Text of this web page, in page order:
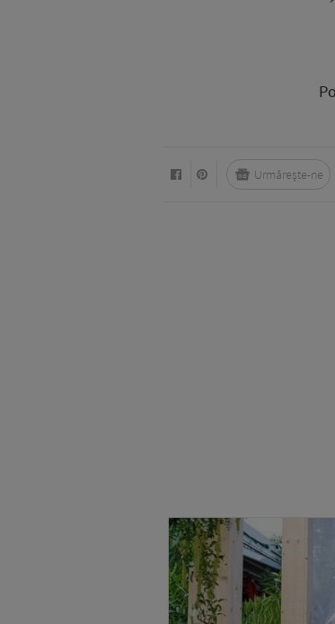
Urmărește-ne